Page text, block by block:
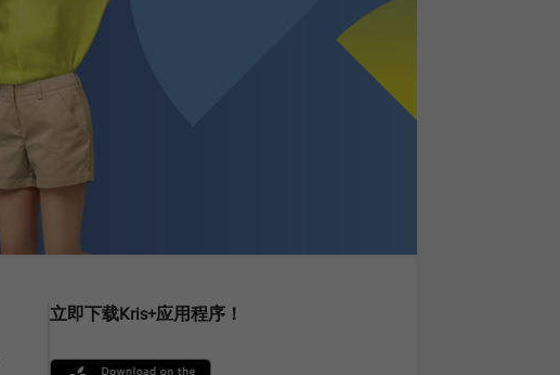
立即下载Kris+应用程序！